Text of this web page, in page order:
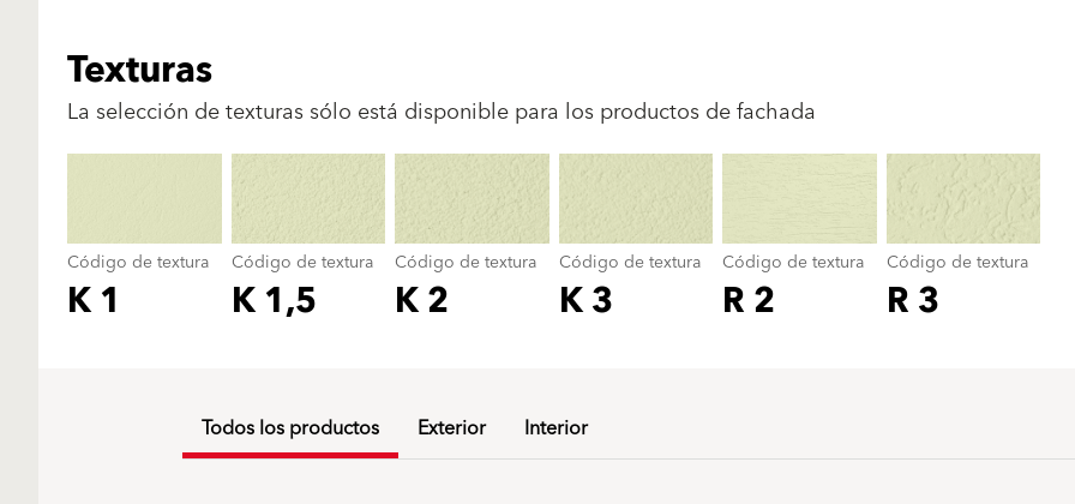
Texturas
La selección de texturas sólo está disponible para los productos de fachada
Código de textura
K 1
Código de textura
K 1,5
Código de textura
K 2
Código de textura
K 3
Código de textura
R 2
Código de textura
R 3
color_name
Todos los productos Exterior Interior